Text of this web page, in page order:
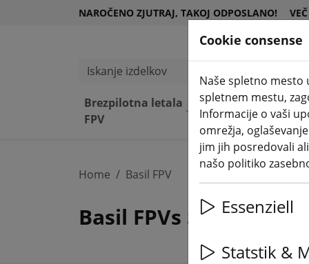
NAROČENO ZJUTRAJ, TAKOJ ODPOSLANO!
Iskanje izdelkov
Brezpilotna letala
FPV
Kompone
nte
Opre
ma
Home Basil FPV
Basil FPVs Sub 250
Cookie consense
Naše spletno mesto
spletnem mestu,
Informacije o vaši
omrežja,
jim jih posredovali
našo politiko
Essenziell
Statstik &